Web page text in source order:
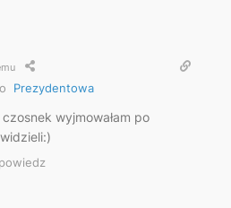
Prezydentowa
wyjmowałam po